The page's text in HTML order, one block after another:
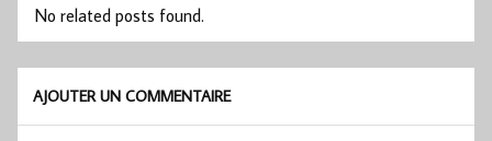
No related posts found.
AJOUTER UN COMMENTAIRE